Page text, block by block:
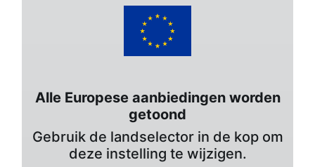
Alle Europese aanbiedingen worden
getoond
Gebruik de landselector in de kop om
deze instelling te wijzigen.